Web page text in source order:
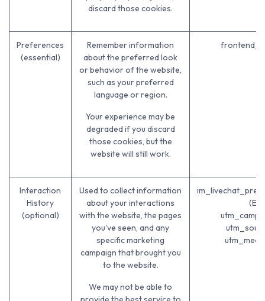
discard those cookies.
Preferences
(essential)
Remember information
about the preferred look
or behavior of the website,
such as your preferred
language or region.
Your experience may be
degraded if you discard
those cookies, but the
website will still work.
Interaction
History
(optional)
Used to collect information
about your interactions
with the website, the pages
you've seen, and any
specific marketing
campaign that brought you
to the website.
We may not be able to
(ED)